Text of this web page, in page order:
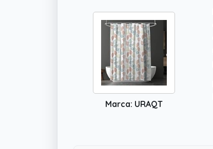
Marca: URAQT